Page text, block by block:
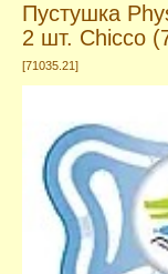
Пустушка
2 шт. Chicco
[71035.21]